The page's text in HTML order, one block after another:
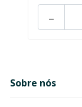
-
Sobre nós